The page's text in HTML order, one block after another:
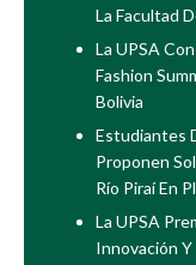
La Facultad
La UPSA
Fashion
Bolivia
Estudiantes
Proponen
Río Piraí En
La UPSA
Innovación